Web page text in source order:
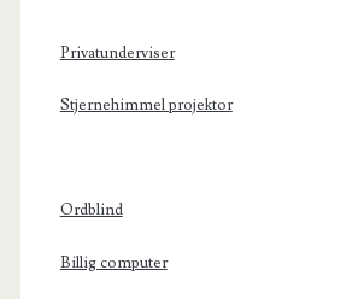
Privatunderviser
Stjernehimmel projektor
Ordblind
Billig computer